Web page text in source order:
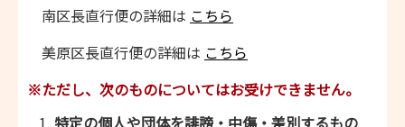
南区長直行便の詳細は こちら
美原区長直行便の詳細は こちら
※ただし、次のものについてはお受けできません。
特定の個人や団体を誹謗・中傷・差別するもの